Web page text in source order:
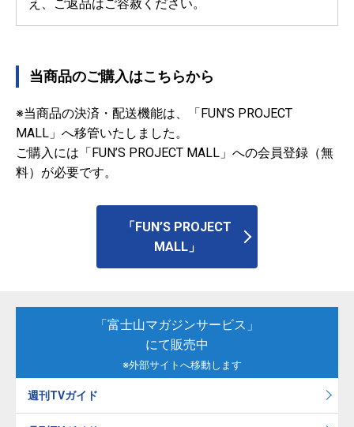
え、ご返品はご容赦ください。
当商品のご購入はこちらから
※当商品の決済・配送機能は、「FUN’S PROJECT
MALL」へ移管いたしました。
ご購入には「FUN’S PROJECT MALL」への会員登録（無
料）が必要です。
「FUN’S PROJECT
MALL」
「富士山マガジンサービス」
にて販売中
※外部サイトへ移動します
週刊TVガイド